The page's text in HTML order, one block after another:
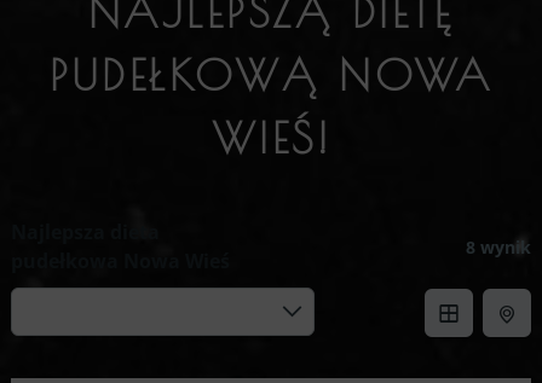
NAJLEPSZĄ DIETĘ
PUDEŁKOWĄ NOWA
WIEŚ!
8 wynik